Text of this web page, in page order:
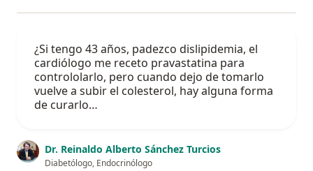
¿Si tengo 43 años, padezco dislipidemia, el
cardiólogo me receto pravastatina para
contrololarlo, pero cuando dejo de tomarlo
vuelve a subir el colesterol, hay alguna forma
de curarlo…
Dr. Reinaldo Alberto Sánchez Turcios
Diabetólogo, Endocrinólogo